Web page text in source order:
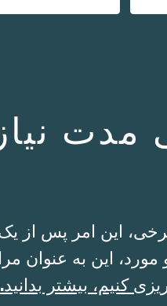
مدت نیاز
این امر پس از یک
مورد، این به عنوان
کنیم، بیشتر بدانید.